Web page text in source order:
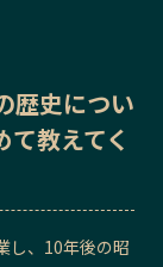
歴史につい
教えてく
し、10年後の昭